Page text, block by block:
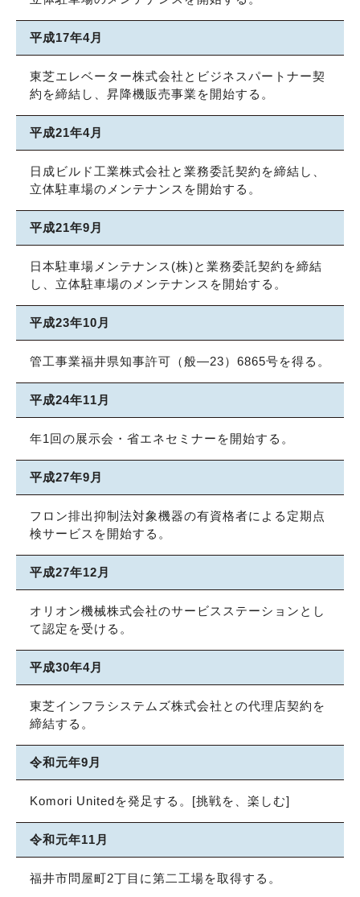
平成17年4月
東芝エレベーター株式会社とビジネスパートナー契
約を締結し、昇降機販売事業を開始する。
平成21年4月
日成ビルド工業株式会社と業務委託契約を締結し、
立体駐車場のメンテナンスを開始する。
平成21年9月
日本駐車場メンテナンス(株)と業務委託契約を締結
し、立体駐車場のメンテナンスを開始する。
平成23年10月
管工事業福井県知事許可（般―23）6865号を得る。
平成24年11月
年1回の展示会・省エネセミナーを開始する。
平成27年9月
フロン排出抑制法対象機器の有資格者による定期点
検サービスを開始する。
平成27年12月
オリオン機械株式会社のサービスステーションとし
て認定を受ける。
平成30年4月
東芝インフラシステムズ株式会社との代理店契約を
締結する。
令和元年9月
Komori Unitedを発足する。[挑戦を、楽しむ]
令和元年11月
福井市問屋町2丁目に第二工場を取得する。